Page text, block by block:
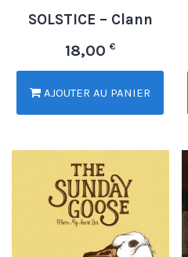
SOLSTICE – Clann
18,00 €
AJOUTER AU PANIER